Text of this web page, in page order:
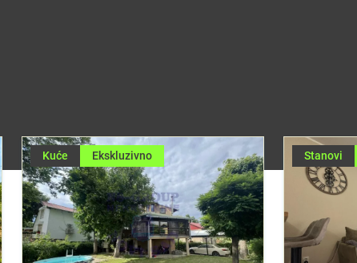
Kuće Ekskluzivno Stanovi